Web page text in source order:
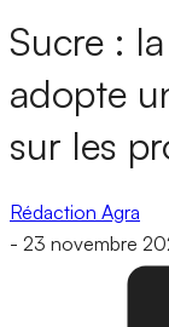
Sucre :
adopte
sur les
Rédaction Agra
- 23 novembre